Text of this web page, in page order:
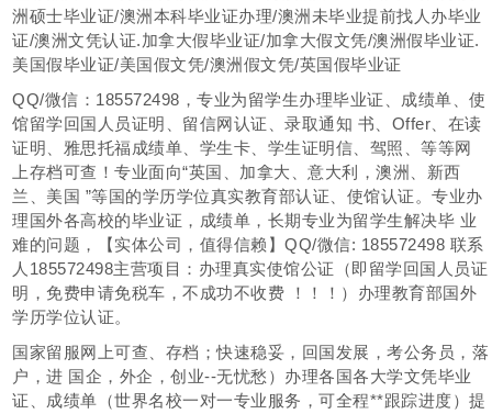
洲硕士毕业证/澳洲本科毕业证办理/澳洲未毕业提前找人办毕业
证/澳洲文凭认证.加拿大假毕业证/加拿大假文凭/澳洲假毕业证.
美国假毕业证/美国假文凭/澳洲假文凭/英国假毕业证
QQ/微信：185572498，专业为留学生办理毕业证、成绩单、使
馆留学回国人员证明、留信网认证、录取通知 书、Offer、在读
证明、雅思托福成绩单、学生卡、学生证明信、驾照、等等网
上存档可查！专业面向“英国、加拿大、意大利，澳洲、新西
兰、美国 ”等国的学历学位真实教育部认证、使馆认证。专业办
理国外各高校的毕业证，成绩单，长期专业为留学生解决毕 业
难的问题，【实体公司，值得信赖】QQ/微信: 185572498 联系
人185572498主营项目：办理真实使馆公证（即留学回国人员证
明，免费申请免税车，不成功不收费 ！！！）办理教育部国外
学历学位认证。
国家留服网上可查、存档；快速稳妥，回国发展，考公务员，落
户，进 国企，外企，创业--无忧愁）办理各国各大学文凭毕业
证、成绩单（世界名校一对一专业服务，可全程**跟踪进度）提